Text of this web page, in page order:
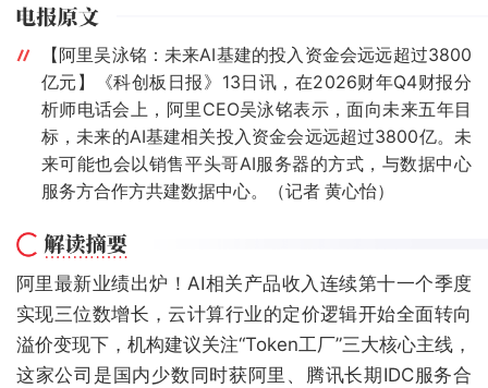
【阿里吴泳铭：未来AI基建的投入资金会远远超过3800
亿元】《科创板日报》13日讯，在2026财年Q4财报分
析师电话会上，阿里CEO吴泳铭表示，面向未来五年目
标，未来的AI基建相关投入资金会远远超过3800亿。未
来可能也会以销售平头哥AI服务器的方式，与数据中心
服务方合作方共建数据中心。（记者 黄心怡）
阿里最新业绩出炉！AI相关产品收入连续第十一个季度
实现三位数增长，云计算行业的定价逻辑开始全面转向
溢价变现下，机构建议关注“Token工厂”三大核心主线，
这家公司是国内少数同时获阿里、腾讯长期IDC服务合